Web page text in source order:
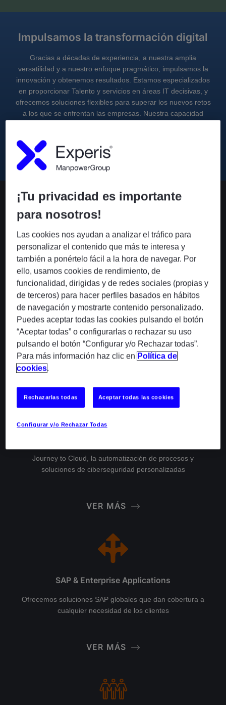
Impulsamos la transformación digital
Gracias a décadas de experiencia, a nuestra amplia
versatilidad y a nuestro enfoque pragmático, impulsamos la
innovación y obtenemos resultados. Estamos especializados
en proporcionar Talento y servicios en áreas IT decisivas, y
ofrecemos soluciones flexibles para superar los nuevos retos
a los que se enfrentan las empresas. Nuestra capacidad
las necesidades actuales y futuras de los equipos
Servicios
Business Transformation
La estrategia digital de tu negocio y las herramientas
tecnológicas más innovadoras para optimizar los
procesos y toma de decisiones.
Journey to Cloud, la automatización de procesos y
soluciones de ciberseguridad personalizadas
VER MÁS
SAP & Enterprise Applications
Ofrecemos soluciones SAP globales que dan cobertura a
cualquier necesidad de los clientes
VER MÁS
¡Tu privacidad es importante
para nosotros!
Las cookies nos ayudan a analizar el tráfico para
personalizar el contenido que más te interesa y
también a ponértelo fácil a la hora de navegar. Por
ello, usamos cookies de rendimiento, de
funcionalidad, dirigidas y de redes sociales (propias y
de terceros) para hacer perfiles basados en hábitos
de navegación y mostrarte contenido personalizado.
Puedes aceptar todas las cookies pulsando el botón
“Aceptar todas” o configurarlas o rechazar su uso
pulsando el botón “Configurar y/o Rechazar todas”.
Para más información haz clic en Política de
cookies.
Configurar y/o Rechazar Todas
Rechazarlas todas Aceptar todas las cookies